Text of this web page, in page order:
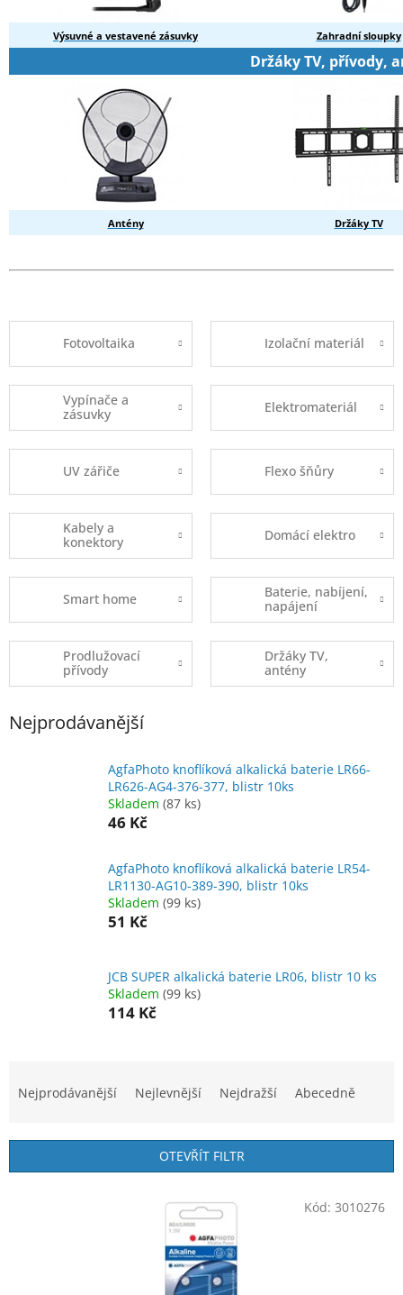
Výsuvné a vestavené zásuvky Zahradní sloupky
Držáky TV, přívody,
Antény Držáky TV
Fotovoltaika Izolační materiál
Vypínače a
zásuvky
Elektromateriál
UV zářiče Flexo šňůry
Kabely a
konektory
Domácí elektro
Smart home
Baterie, nabíjení,
napájení
Prodlužovací
přívody
Držáky TV,
antény
Nejprodávanější
AgfaPhoto knoflíková alkalická baterie LR66-
LR626-AG4-376-377, blistr 10ks
Skladem (87 ks)
46 Kč
AgfaPhoto knoflíková alkalická baterie LR54-
LR1130-AG10-389-390, blistr 10ks
Skladem (99 ks)
51 Kč
JCB SUPER alkalická baterie LR06, blistr 10 ks
Skladem (99 ks)
114 Kč
í
Nejprodávanější Nejlevnější Nejdražší Abecedně
OTEVŘÍT FILTR
Kód: 3010276